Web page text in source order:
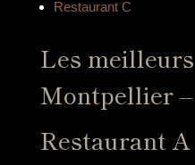
Restaurant C
Les
Montpellier
Restaurant A